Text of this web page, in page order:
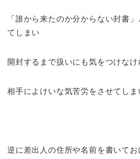
「誰から来たのか分からない封書
てしまい
開封するまで扱いにも気をつけな
相手によけいな気苦労をさせてしま
逆に差出人の住所や名前を書いてお